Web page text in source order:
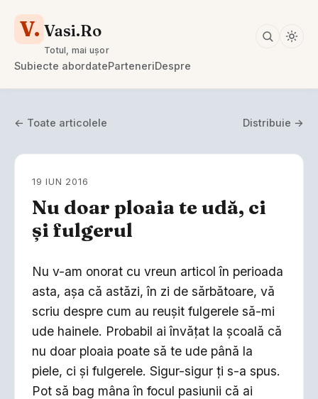
V. Vasi.Ro
Totul, mai ușor
Subiecte abordateParteneriDespre
← Toate articolele Distribuie →
19 IUN 2016
Nu doar ploaia te udă, ci
și fulgerul
Nu v-am onorat cu vreun articol în perioada
asta, așa că astăzi, în zi de sărbătoare, vă
scriu despre cum au reușit fulgerele să-mi
ude hainele. Probabil ai învățat la școală că
nu doar ploaia poate să te ude până la
piele, ci și fulgerele. Sigur-sigur ți s-a spus.
Pot să bag mâna în focul pasiunii că ai